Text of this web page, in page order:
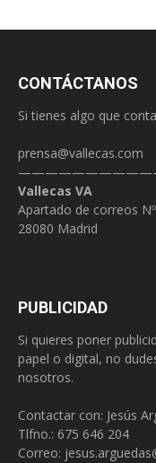
CONTÁCTANOS
Si tienes algo que
prensa@vallecas.com
Vallecas VA
Apartado de correos
28080 Madrid
PUBLICIDAD
Si quieres poner
papel o digital, no
nosotros.
Contactar con: Jesús
Tlfno.: 675 646 204
Correo: